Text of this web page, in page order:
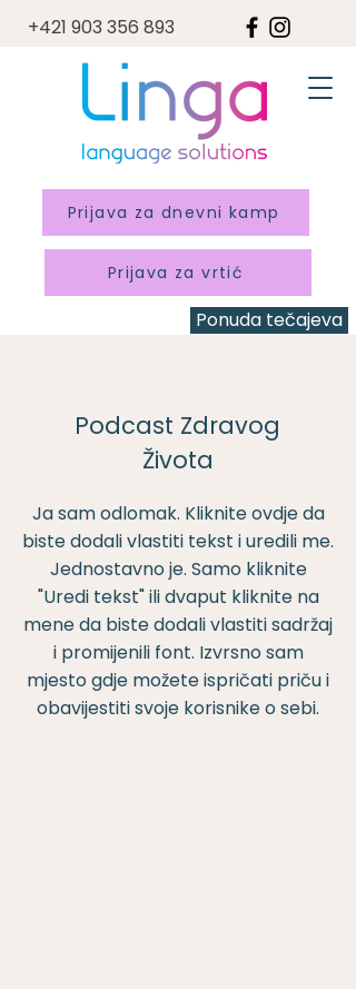
Prijava za dnevni kamp
Prijava za vrtić
Ponuda tečajeva
+421 903 356 893
Podcast Zdravog
Života
Ja sam odlomak. Kliknite ovdje da
biste dodali vlastiti tekst i uredili me.
Jednostavno je. Samo kliknite
"Uredi tekst" ili dvaput kliknite na
mene da biste dodali vlastiti sadržaj
i promijenili font. Izvrsno sam
mjesto gdje možete ispričati priču i
obavijestiti svoje korisnike o sebi.